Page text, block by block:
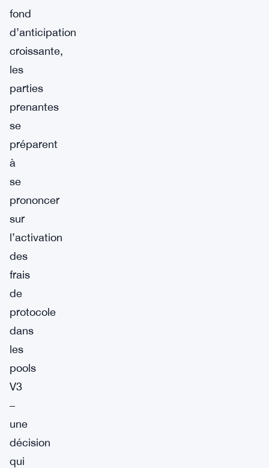
fond
d’anticipation
croissante,
les
parties
prenantes
se
préparent
à
se
prononcer
sur
l’activation
des
frais
de
protocole
dans
les
pools
V3
–
une
décision
qui